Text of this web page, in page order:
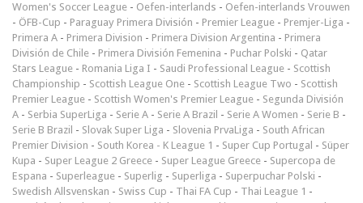
Women's Soccer League - Oefen-interlands - Oefen-interlands Vrouwen
- ÖFB-Cup - Paraguay Primera División - Premier League - Premjer-Liga -
Primera A - Primera Division - Primera Division Argentina - Primera
División de Chile - Primera División Femenina - Puchar Polski - Qatar
Stars League - Romania Liga I - Saudi Professional League - Scottish
Championship - Scottish League One - Scottish League Two - Scottish
Premier League - Scottish Women's Premier League - Segunda División
A - Serbia SuperLiga - Serie A - Serie A Brazil - Serie A Women - Serie B -
Serie B Brazil - Slovak Super Liga - Slovenia PrvaLiga - South African
Premier Division - South Korea - K League 1 - Super Cup Portugal - Süper
Kupa - Super League 2 Greece - Super League Greece - Supercopa de
Espana - Superleague - Superlig - Superliga - Superpuchar Polski -
Swedish Allsvenskan - Swiss Cup - Thai FA Cup - Thai League 1 -